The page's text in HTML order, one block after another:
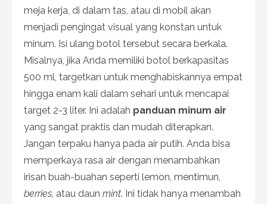
meja kerja, di dalam tas, atau di mobil akan
menjadi pengingat visual yang konstan untuk
minum. Isi ulang botol tersebut secara berkala.
Misalnya, jika Anda memiliki botol berkapasitas
500 ml, targetkan untuk menghabiskannya empat
hingga enam kali dalam sehari untuk mencapai
target 2-3 liter. Ini adalah panduan minum air
yang sangat praktis dan mudah diterapkan.
Jangan terpaku hanya pada air putih. Anda bisa
memperkaya rasa air dengan menambahkan
irisan buah-buahan seperti lemon, mentimun,
berries, atau daun mint. Ini tidak hanya menambah